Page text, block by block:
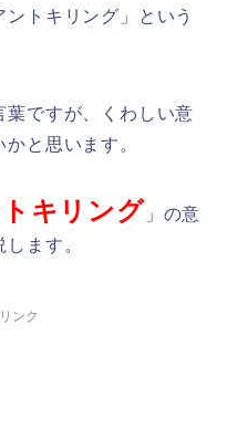
トキリング」という
葉ですが、くわしい意
と思います。
キリング 」の意
ます。
ンク